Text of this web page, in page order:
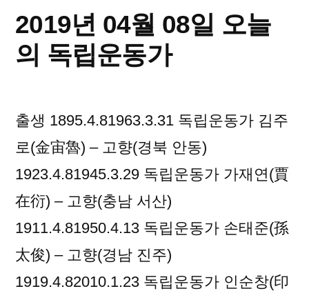
2019년 04월 08일 오늘
의 독립운동가
출생 1895.4.81963.3.31 독립운동가 김주
로(金宙魯) – 고향(경북 안동)
1923.4.81945.3.29 독립운동가 가재연(賈
在衍) – 고향(충남 서산)
1911.4.81950.4.13 독립운동가 손태준(孫
太俊) – 고향(경남 진주)
1919.4.82010.1.23 독립운동가 인순창(印